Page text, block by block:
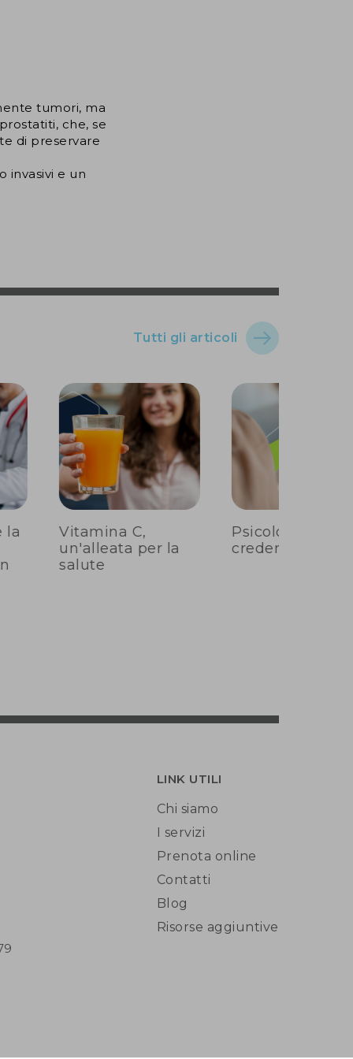
tumori, ma
che, se
di preservare
invasivi e un
la
Vitamina C,
un'alleata per la
salute
Psicologia e
credenze
Tutti gli articoli
LINK UTILI
Chi siamo
I servizi
Prenota online
Contatti
Blog
Risorse aggiuntive